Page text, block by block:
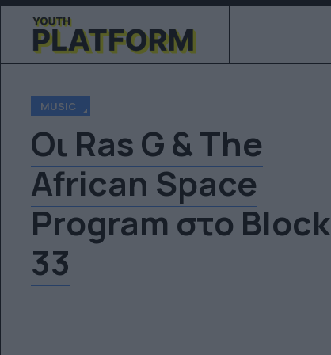
MUSIC
Οι Ras G & Τhe
African Space
Program στο Block
33